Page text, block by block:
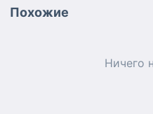
Похожие
Ничего